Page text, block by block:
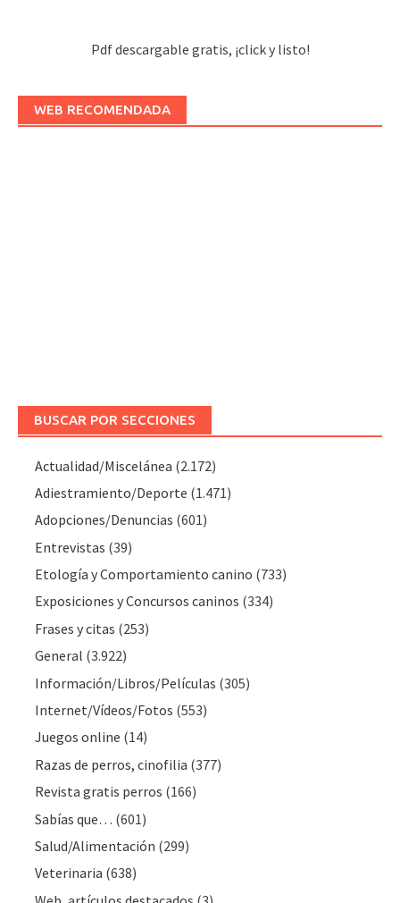
Pdf descargable gratis, ¡click y listo!
WEB RECOMENDADA
BUSCAR POR SECCIONES
Actualidad/Miscelánea (2.172)
Adiestramiento/Deporte (1.471)
Adopciones/Denuncias (601)
Entrevistas (39)
Etología y Comportamiento canino (733)
Exposiciones y Concursos caninos (334)
Frases y citas (253)
General (3.922)
Información/Libros/Películas (305)
Internet/Vídeos/Fotos (553)
Juegos online (14)
Razas de perros, cinofilia (377)
Revista gratis perros (166)
Sabías que… (601)
Salud/Alimentación (299)
Veterinaria (638)